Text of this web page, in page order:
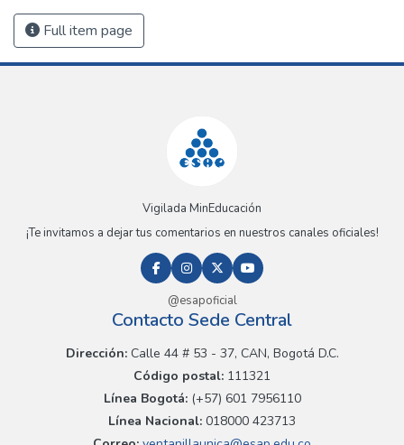
Full item page
Vigilada MinEducación
¡Te invitamos a dejar tus comentarios en nuestros canales oficiales!
@esapoficial
Contacto Sede Central
Dirección:Calle 44 # 53 - 37, CAN, Bogotá D.C.
Código postal: 111321
Línea Bogotá:(+57) 601 7956110
Línea Nacional: 018000 423713